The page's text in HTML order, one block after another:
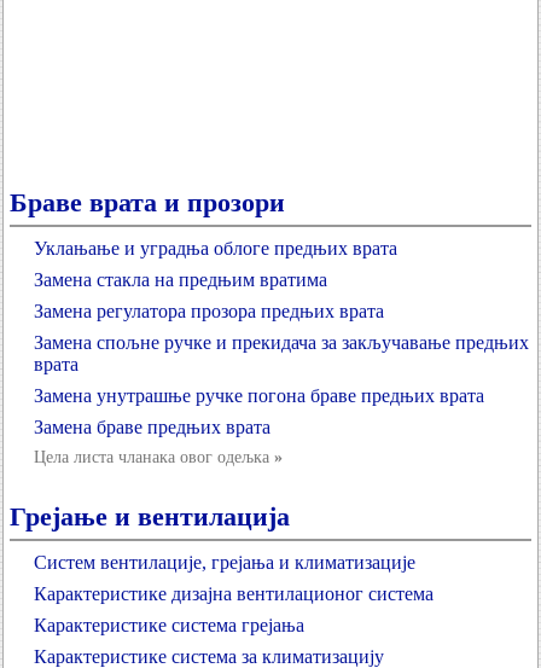
Браве врата и прозори
Уклањање и уградња облоге предњих врата
Замена стакла на предњим вратима
Замена регулатора прозора предњих врата
Замена спољне ручке и прекидача за закључавање предњих
врата
Замена унутрашње ручке погона браве предњих врата
Замена браве предњих врата
Цела листа чланака овог одељка »
Грејање и вентилација
Систем вентилације, грејања и климатизације
Карактеристике дизајна вентилационог система
Карактеристике система грејања
Карактеристике система за климатизацију